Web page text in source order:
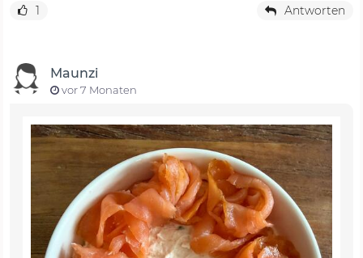
1 Antworten
Maunzi
vor 7 Monaten